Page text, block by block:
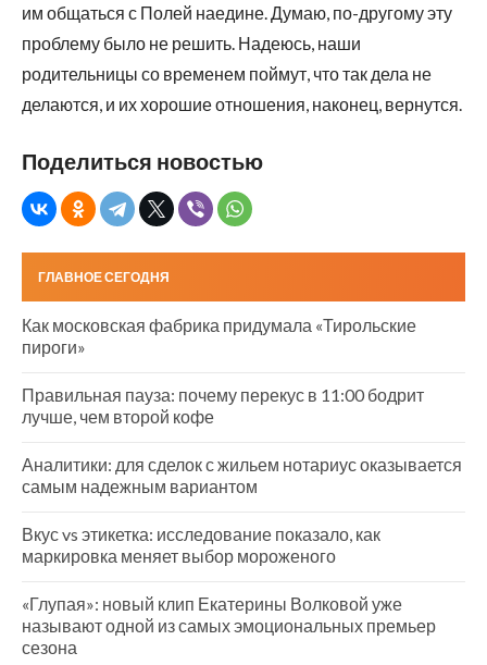
им общаться с Полей наедине. Думаю, по-другому эту
проблему было не решить. Надеюсь, наши
родительницы со временем поймут, что так дела не
делаются, и их хорошие отношения, наконец, вернутся.
Поделиться новостью
ГЛАВНОЕ СЕГОДНЯ
Как московская фабрика придумала «Тирольские
пироги»
Правильная пауза: почему перекус в 11:00 бодрит
лучше, чем второй кофе
Аналитики: для сделок с жильем нотариус оказывается
самым надежным вариантом
Вкус vs этикетка: исследование показало, как
маркировка меняет выбор мороженого
«Глупая»: новый клип Екатерины Волковой уже
называют одной из самых эмоциональных премьер
сезона